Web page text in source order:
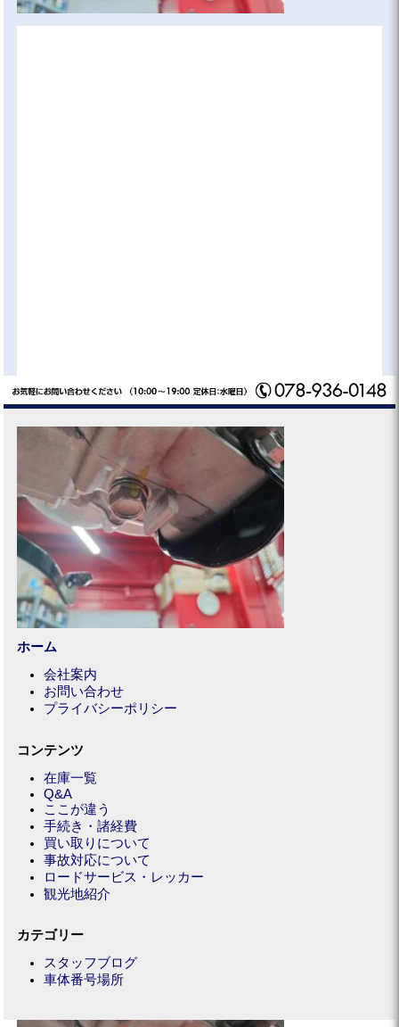
ホーム
会社案内
お問い合わせ
プライバシーポリシー
コンテンツ
在庫一覧
Q&A
ここが違う
手続き・諸経費
買い取りについて
事故対応について
ロードサービス・レッカー
観光地紹介
カテゴリー
スタッフブログ
車体番号場所